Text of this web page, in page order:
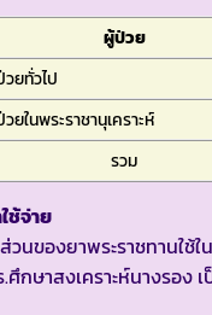
ผู้ป่วย
ยทั่วไป
ยในพระราชานุเคราะห์
รวม
ช้จ่าย
วนของยาพระราชทานใช้
.ศึกษาสงเคราะห์นางรอง